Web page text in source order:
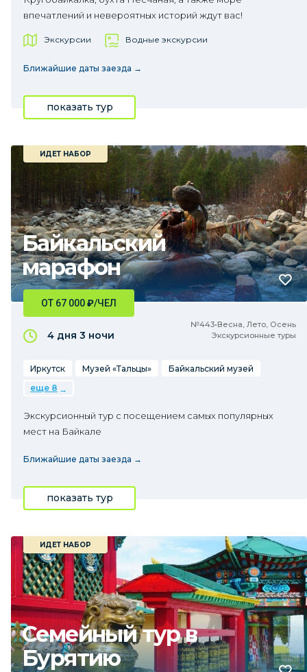
впечатлений и невероятных историй ждут вас!
Экскурсии Водные экскурсии
Ближайшие даты заезда →
показать тур
Байкальский
марафон
ИДЕТ НАБОР
№443•Весна, Лето, Осень
Экскурсионные туры
ОТ 67 000₽/ЧЕЛ
4 дня 3 ночи
Иркутск Музей «Тальцы»
Байкальский музей
еще 8
Экскурсионный тур с посещением самых популярных
мест на Байкале
Ближайшие даты заезда →
показать тур
Семейный тур в
Бурятию
ИДЕТ НАБОР